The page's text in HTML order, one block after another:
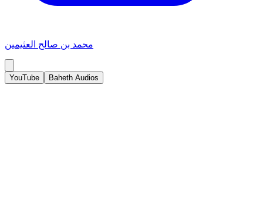
محمد بن صالح العثيمين
YouTube Baheth Audios